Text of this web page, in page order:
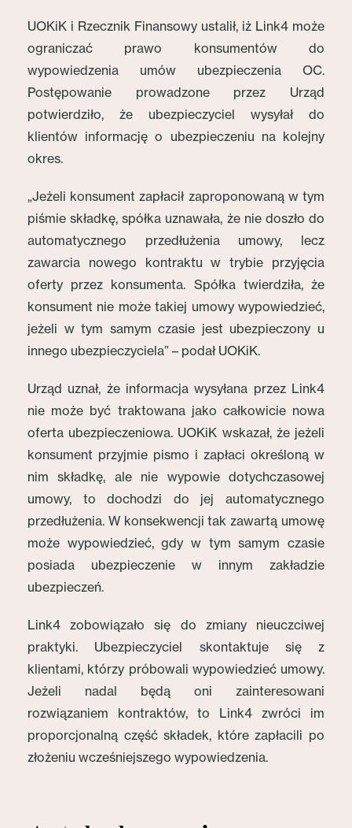
UOKiK i Rzecznik Finansowy ustalił, iż Link4 może
ograniczać prawo konsumentów do
wypowiedzenia umów ubezpieczenia OC.
Postępowanie prowadzone przez Urząd
potwierdziło, że ubezpieczyciel wysyłał do
klientów informację o ubezpieczeniu na kolejny
okres.
„Jeżeli konsument zapłacił zaproponowaną w tym
piśmie składkę, spółka uznawała, że nie doszło do
automatycznego przedłużenia umowy, lecz
zawarcia nowego kontraktu w trybie przyjęcia
oferty przez konsumenta. Spółka twierdziła, że
konsument nie może takiej umowy wypowiedzieć,
jeżeli w tym samym czasie jest ubezpieczony u
innego ubezpieczyciela” – podał UOKiK.
Urząd uznał, że informacja wysyłana przez Link4
nie może być traktowana jako całkowicie nowa
oferta ubezpieczeniowa. UOKiK wskazał, że jeżeli
konsument przyjmie pismo i zapłaci określoną w
nim składkę, ale nie wypowie dotychczasowej
umowy, to dochodzi do jej automatycznego
przedłużenia. W konsekwencji tak zawartą umowę
może wypowiedzieć, gdy w tym samym czasie
posiada ubezpieczenie w innym zakładzie
ubezpieczeń.
Link4 zobowiązało się do zmiany nieuczciwej
praktyki. Ubezpieczyciel skontaktuje się z
klientami, którzy próbowali wypowiedzieć umowy.
Jeżeli nadal będą oni zainteresowani
rozwiązaniem kontraktów, to Link4 zwróci im
proporcjonalną część składek, które zapłacili po
złożeniu wcześniejszego wypowiedzenia.